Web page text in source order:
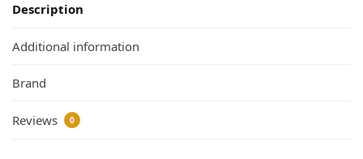
Description
Additional information
Brand
Reviews 0